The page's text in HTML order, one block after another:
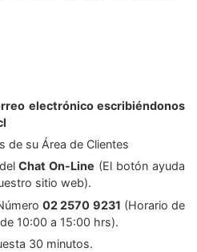
electrónico escribiéndonos
su Área de Clientes
Chat On-Line (El botón ayuda
sitio web).
02 2570 9231 (Horario de
10:00 a 15:00 hrs).
30 minutos.